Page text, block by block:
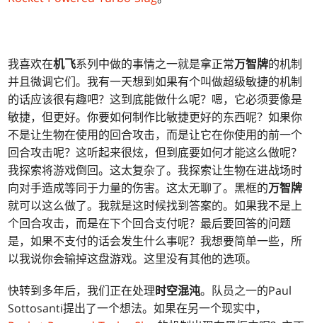
我喜欢在机飞系列中做的事情之一就是拿正常万智牌的机制
并且微调它们。我有一天想到如果有个叫做超级敏捷的机制
的话应该很有趣吧？这到底能做什么呢？嗯，它必须要像是
敏捷，但更好。你要如何制作比敏捷更好的东西呢？如果你
不是让生物在使用的回合攻击，而是让它在你使用的前一个
回合攻击呢？这听起来很炫，但到底要如何才能这么做呢？
我探索将游戏倒回。这太复杂了。我探索让生物在进战场时
向对手造成等同于力量的伤害。这太无聊了。黑框的万智牌
就可以这么做了。我就是这时候找到答案的。如果我不是上
个回合攻击，而是在下个回合支付呢？最后要回答的问题
是，如果不支付的话会发生什么事呢？我想要简单一些，所
以我说你会输掉这盘游戏。这里没有其他的选项。
快转到多年后，我们正在处理时空混沌。队员之一的Paul
Sottosanti提出了一个想法。如果在另一个现实中，